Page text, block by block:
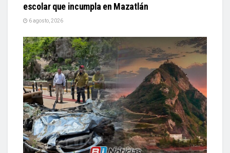
escolar que incumpla en Mazatlán
6 agosto, 2026